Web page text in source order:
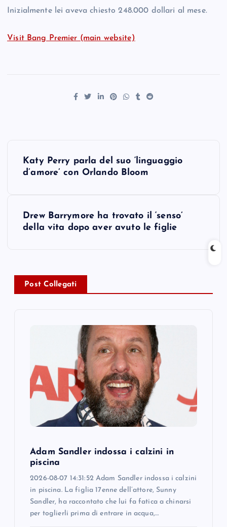
Inizialmente lei aveva chiesto 248.000 dollari al mese.
Visit Bang Premier (main website)
a
v
Katy Perry parla del suo ‘linguaggio
d’amore’ con Orlando Bloom
Drew Barrymore ha trovato il ‘senso’
della vita dopo aver avuto le figlie
Post Collegati
Adam Sandler indossa i calzini in
piscina
2026-08-07 14:31:52 Adam Sandler indossa i calzini
in piscina. La figlia 17enne dell’attore, Sunny
Sandler, ha raccontato che lui fa fatica a chinarsi
per toglierli prima di entrare in acqua,…